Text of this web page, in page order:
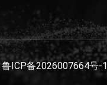
鲁ICP备2026007664号-1